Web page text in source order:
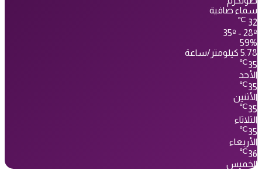
سماء صافية
32
℃
35º - 28º
59%
5.78 كيلومتر/ساعة
35
℃
الأحد
35
℃
الأثنين
35
℃
الثلاثاء
35
℃
الأربعاء
36
℃
الخميس